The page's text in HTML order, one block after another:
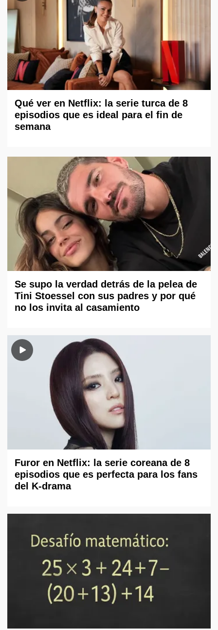
Qué ver en Netflix: la serie turca de 8
episodios que es ideal para el fin de
semana
Se supo la verdad detrás de la pelea de
Tini Stoessel con sus padres y por qué
no los invita al casamiento
Furor en Netflix: la serie coreana de 8
episodios que es perfecta para los fans
del K-drama